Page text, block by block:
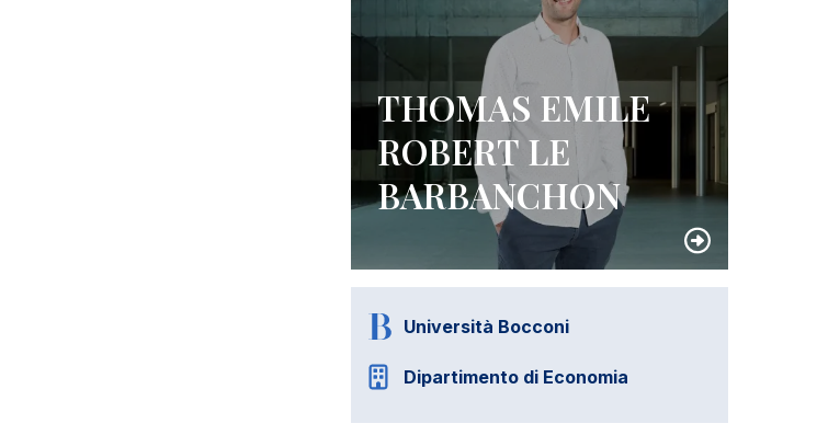
THOMAS EMILE
ROBERT LE
BARBANCHON
Università Bocconi
Dipartimento di Economia